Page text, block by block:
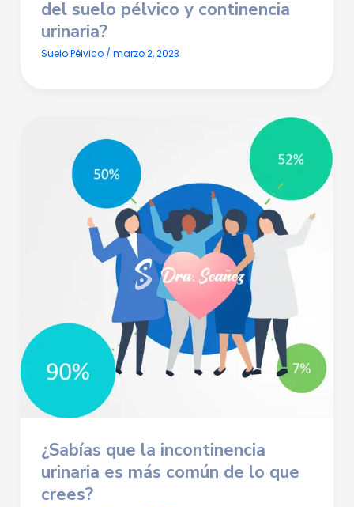
del suelo pélvico y continencia
urinaria?
Suelo Pélvico/ marzo 2, 2023
¿Sabías que la incontinencia
urinaria es más común de lo que
crees?